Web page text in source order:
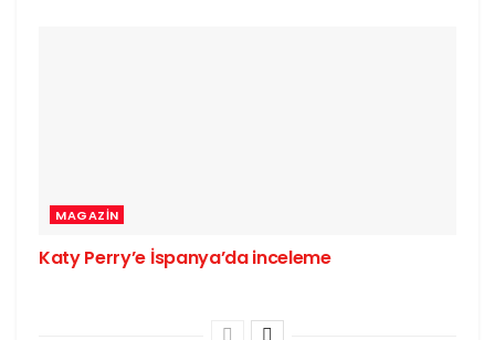
MAGAZIN
Katy Perry’e İspanya’da inceleme